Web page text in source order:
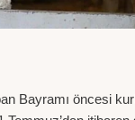
Bayramı öncesi